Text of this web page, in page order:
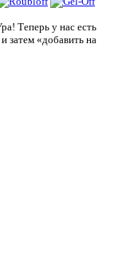
Теперь у нас есть
затем «добавить на